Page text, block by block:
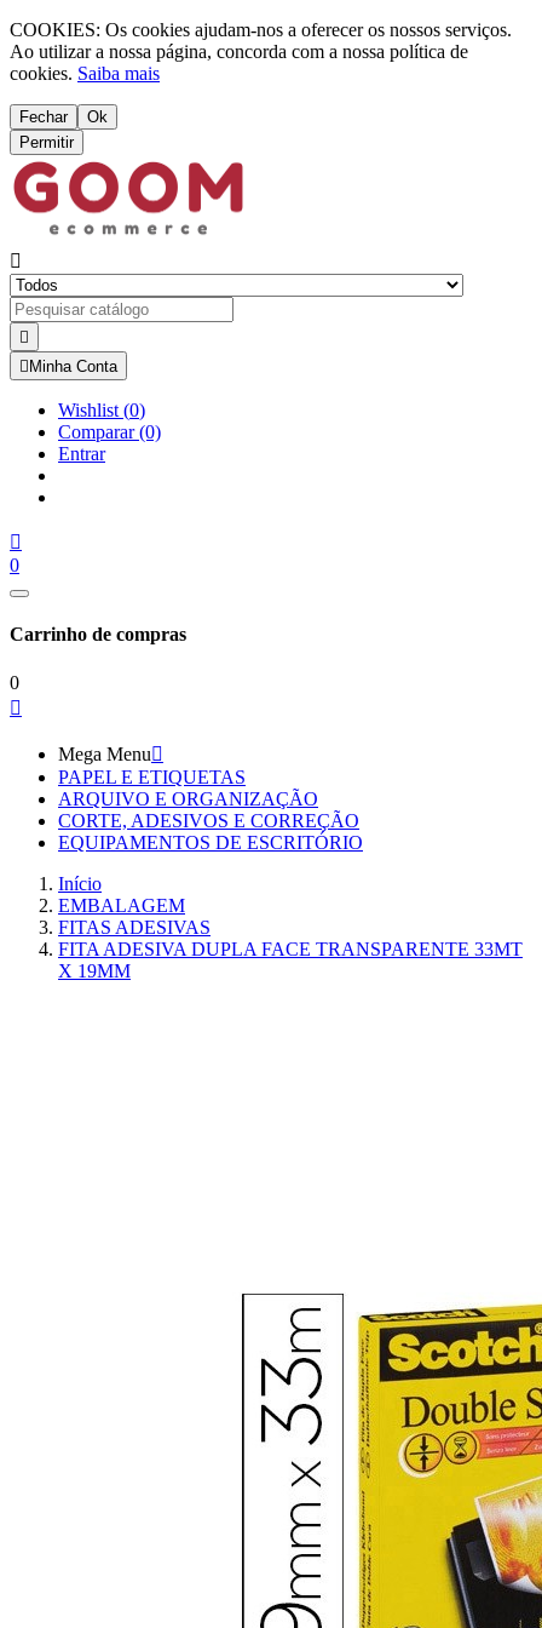
COOKIES: Os cookies ajudam-nos a oferecer os nossos serviços.
Ao utilizar a nossa página, concorda com a nossa política de
cookies. Saiba mais
Fechar
Ok
Permitir


 Minha Conta
Wishlist (0)
Comparar(0)
Entrar

0
Carrinho de compras
0

Mega Menu
PAPEL E ETIQUETAS
ARQUIVO E ORGANIZAÇÃO
CORTE, ADESIVOS E CORREÇÃO
EQUIPAMENTOS DE ESCRITÓRIO
Início
EMBALAGEM
FITAS ADESIVAS
FITA ADESIVA DUPLA FACE TRANSPARENTE 33MT
X 19MM